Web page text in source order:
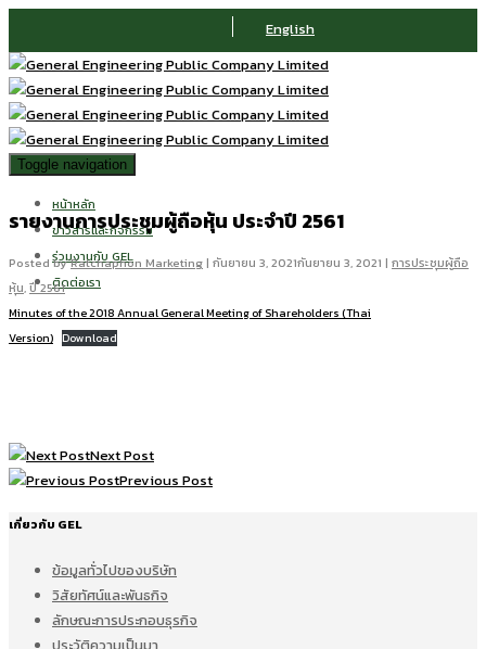
English
Toggle navigation
หน้าหลัก
ข่าวสารและกิจกรรม
ร่วมงานกับ GEL
ติดต่อเรา
รายงานการประชุมผู้ถือหุ้น ประจำปี 2561
Posted byRatchaphon Marketing| กันยายน 3, 2021กันยายน 3, 2021 | การประชุมผู้ถือ
หุ้น,ปี 2561
Minutes of the 2018 Annual General Meeting of Shareholders (Thai
Version) Download
Next Post
Previous Post
เกี่ยวกับ GEL
ข้อมูลทั่วไปของบริษัท
วิสัยทัศน์และพันธกิจ
ลักษณะการประกอบธุรกิจ
ประวัติความเป็นมา